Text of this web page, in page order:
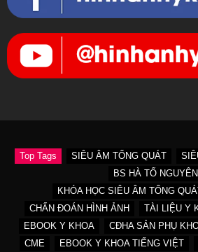
Top Tags SIÊU ÂM TỔNG QUÁT
BS HÀ TỐ NGUYÊN
KHÓA HỌC SIÊU ÂM TỔNG
CHẨN ĐOÁN HÌNH ẢNH
TÀI LIỆU Y
EBOOK Y KHOA
CĐHA SẢN PHỤ
CME
EBOOK Y KHOA TIẾNG VIỆT